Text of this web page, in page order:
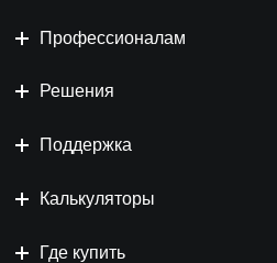
Профессионалам
Решения
Поддержка
Калькуляторы
Где купить